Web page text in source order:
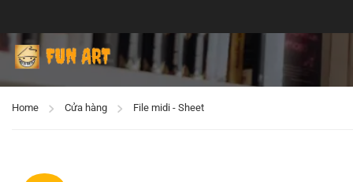
Home Cửa hàng File midi - Sheet